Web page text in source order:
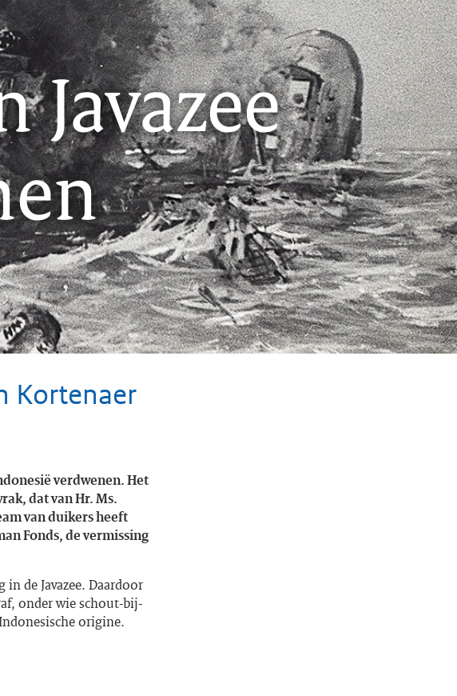
Javazee
Kortenaer
verdwenen. Het
dat van Hr. Ms.
van duikers heeft
Fonds, de vermissing
de Javazee. Daardoor
onder wie schout-bij-
origine.